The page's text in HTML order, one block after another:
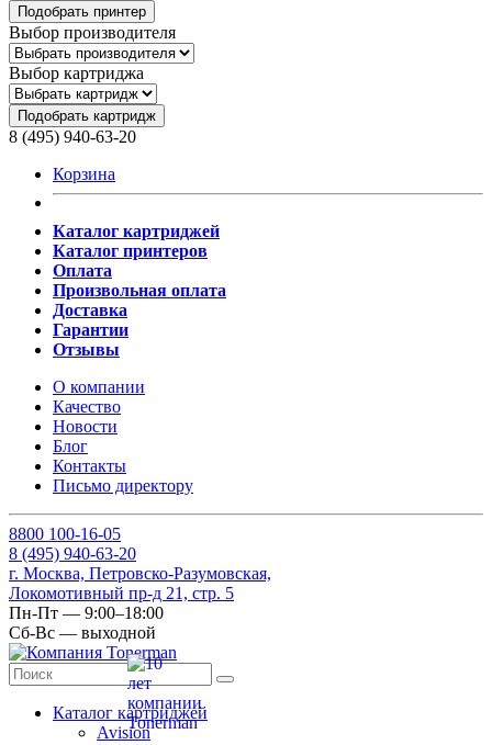
Подобрать принтер
Выбор производителя
Выбор картриджа
Подобрать картридж
8 (495) 940-63-20
Корзина
Каталог картриджей
Каталог принтеров
Оплата
Произвольная оплата
Доставка
Гарантии
Отзывы
О компании
Качество
Новости
Блог
Контакты
Письмо директору
8800 100-16-05
8 (495) 940-63-20
г. Москва, Петровско-Разумовская,
Локомотивный пр-д 21, стр. 5
Пн-Пт — 9:00–18:00
Сб-Вс — выходной
Каталог картриджей
Avision